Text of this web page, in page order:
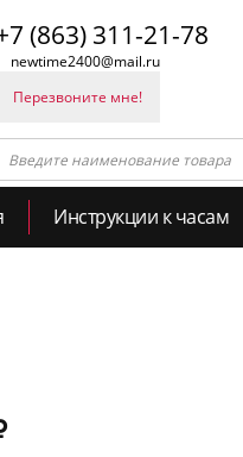
(863) 311-21-78
newtime2400@mail.ru
Перезвоните мне!
Инструкции к часам